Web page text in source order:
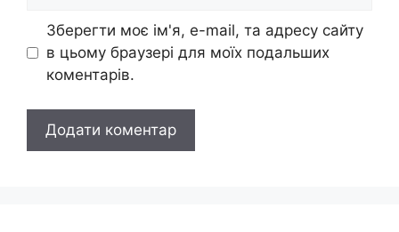
Зберегти моє ім'я, e-mail, та адресу сайту
в цьому браузері для моїх подальших
коментарів.